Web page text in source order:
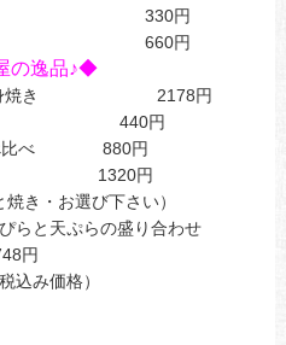
り 330円
艦 660円
の逸品♪◆
身焼き 2178円
汁 440円
べ比べ 880円
と 1320円
焼き・お選び下さい）
ぴらと天ぷらの盛り合わせ
円
込み価格）